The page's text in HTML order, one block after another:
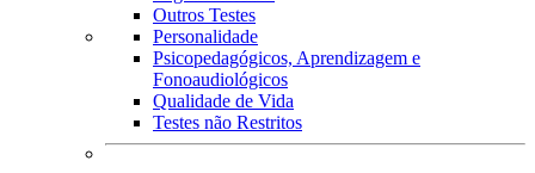
Outros Testes
Personalidade
Psicopedagógicos, Aprendizagem e
Fonoaudiológicos
Qualidade de Vida
Testes não Restritos